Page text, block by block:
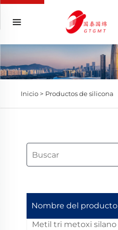
Inicio > Productos de silicona
Nombre del producto
Metil tri metoxi silano